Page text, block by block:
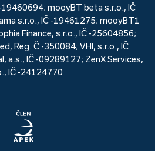
mooyBT beta s.r.o., IČ
s.r.o., IČ -19461275; mooyBT1
Finance, s.r.o., IČ -25604856;
Reg. Č -350084; VHI, s.r.o., IČ
a.s., IČ -09289127; ZenX Services,
IČ -24124770